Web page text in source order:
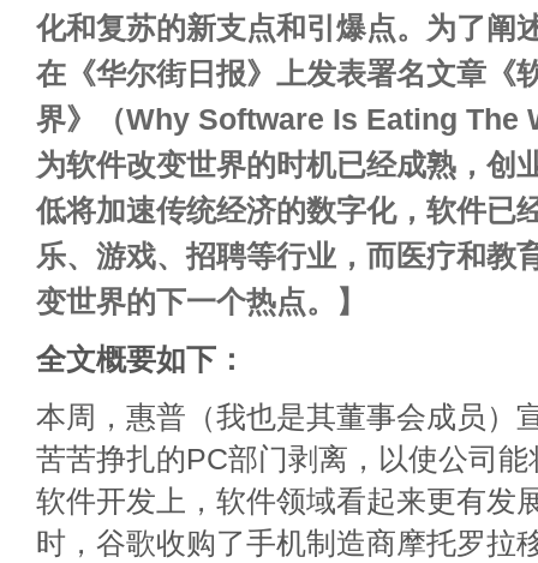
化和复苏的新支点和引爆点。为了阐
在《华尔街日报》上发表署名文章《
界》（Why Software Is Eating The
为软件改变世界的时机已经成熟，创
低将加速传统经济的数字化，软件已
乐、游戏、招聘等行业，而医疗和教
变世界的下一个热点。】
全文概要如下：
本周，惠普（我也是其董事会成员）
苦苦挣扎的PC部门剥离，以使公司
软件开发上，软件领域看起来更有发
时，谷歌收购了手机制造商摩托罗拉